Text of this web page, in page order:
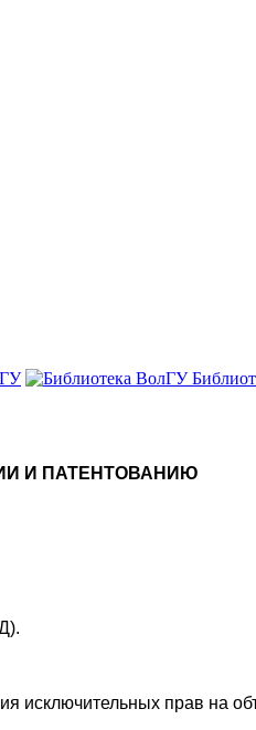
И ПАТЕНТОВАНИЮ
исключительных прав на